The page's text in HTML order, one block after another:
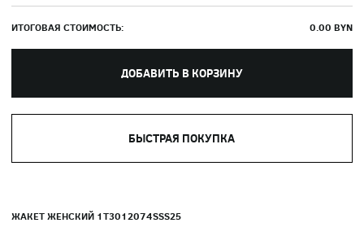
ИТОГОВАЯ СТОИМОСТЬ: 0.00 BYN
ДОБАВИТЬ В КОРЗИНУ
БЫСТРАЯ ПОКУПКА
ЖАКЕТ ЖЕНСКИЙ 1T3012074SSS25